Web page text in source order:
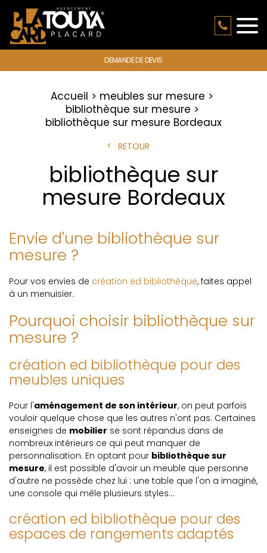
DEMANDE DE DEVIS
Accueil
meubles sur mesure
bibliothèque sur mesure
bibliothèque sur mesure Bordeaux
RETOUR
bibliothèque sur
mesure Bordeaux
Envie d'une bibliothèque sur
mesure ?
Pour vos envies de création ed bibliothèque, faites appel
à un menuisier.
Pourquoi choisir bibliothèque sur
mesure ?
création ed bibliothèque pour des
meubles uniques
Pour l'aménagement de son intérieur, on peut parfois
vouloir quelque chose que les autres n'ont pas. Certaines
enseignes de mobilier se sont répandus dans de
nombreux intérieurs ce qui peut manquer de
personnalisation. En optant pour bibliothèque sur
mesure, il est possible d'avoir un meuble que personne
d'autre ne possède chez lui : une table que l'on a imaginé,
une console qui mêle plusieurs styles...
création ed bibliothèque pour des
espaces de rangements adaptés